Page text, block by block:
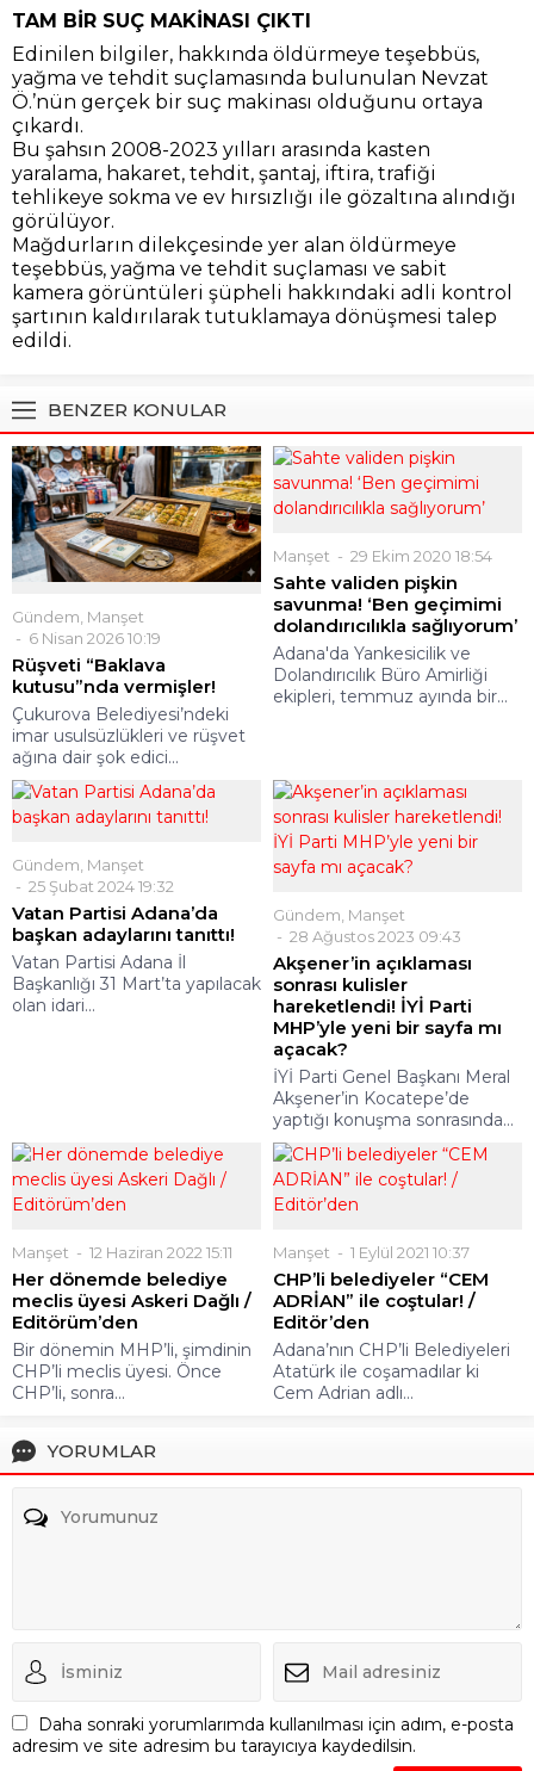
TAM BİR SUÇ MAKİNASI ÇIKTI
Edinilen bilgiler, hakkında öldürmeye teşebbüs,
yağma ve tehdit suçlamasında bulunulan Nevzat
Ö.’nün gerçek bir suç makinası olduğunu ortaya
çıkardı.
Bu şahsın 2008-2023 yılları arasında kasten
yaralama, hakaret, tehdit, şantaj, iftira, trafiği
tehlikeye sokma ve ev hırsızlığı ile gözaltına alındığı
görülüyor.
Mağdurların dilekçesinde yer alan öldürmeye
teşebbüs, yağma ve tehdit suçlaması ve sabit
kamera görüntüleri şüpheli hakkındaki adli kontrol
şartının kaldırılarak tutuklamaya dönüşmesi talep
edildi.
BENZER KONULAR
Gündem Manşet
6 Nisan 2026 10:19
Rüşveti “Baklava
kutusu”nda vermişler!
Çukurova Belediyesi’ndeki
imar usulsüzlükleri ve rüşvet
ağına dair şok edici...
Manşet 29 Ekim 2020 18:54
Sahte validen pişkin
savunma! ‘Ben geçimimi
dolandırıcılıkla sağlıyorum’
Adana'da Yankesicilik ve
Dolandırıcılık Büro Amirliği
ekipleri, temmuz ayında bir...
Gündem Manşet
25 Şubat 2024 19:32
Vatan Partisi Adana’da
başkan adaylarını tanıttı!
Vatan Partisi Adana İl
Başkanlığı 31 Mart’ta yapılacak
olan idari...
Gündem Manşet
28 Ağustos 2023 09:43
Akşener’in açıklaması
sonrası kulisler
hareketlendi! İYİ Parti
MHP’yle yeni bir sayfa mı
açacak?
İYİ Parti Genel Başkanı Meral
Akşener’in Kocatepe’de
yaptığı konuşma sonrasında...
Manşet 12 Haziran 2022 15:11
Her dönemde belediye
meclis üyesi Askeri Dağlı /
Editörüm’den
Bir dönemin MHP’li, şimdinin
CHP’li meclis üyesi. Önce
CHP’li, sonra...
Manşet 1 Eylül 2021 10:37
CHP’li belediyeler “CEM
ADRİAN” ile coştular! /
Editör’den
Adana’nın CHP’li Belediyeleri
Atatürk ile coşamadılar ki
Cem Adrian adlı...
YORUMLAR
Daha sonraki yorumlarımda kullanılması için adım, e-posta
adresim ve site adresim bu tarayıcıya kaydedilsin.